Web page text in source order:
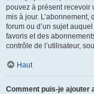
pouvez à présent recevoir
mis à jour. L’abonnement,
forum ou d’un sujet
favoris et des
contrôle de l’utilisateur,
Haut
Comment puis-je ajouter